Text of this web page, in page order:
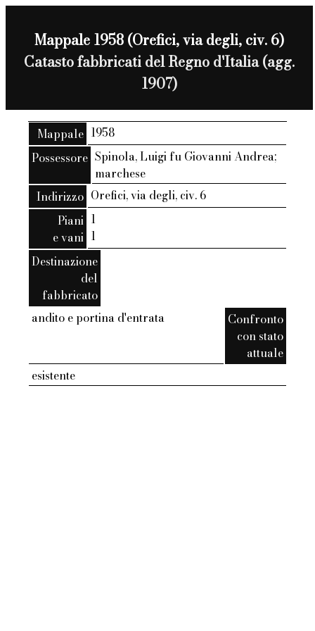
Mappale 1958 (Orefici, via degli, civ. 6)
Catasto fabbricati del Regno d'Italia (agg.
1907)
Mappale 1958
Possessore Spinola, Luigi fu Giovanni Andrea;
marchese
Indirizzo Orefici, via degli, civ. 6
Piani
e vani
1
1
Destinazione
del
fabbricato
andito e portina d'entrata
Confronto
con stato
attuale
esistente